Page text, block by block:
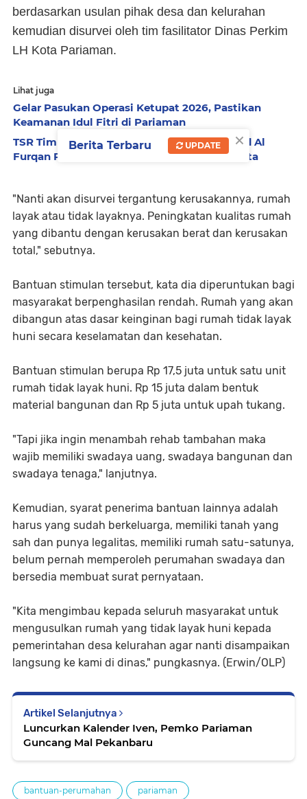
berdasarkan usulan pihak desa dan kelurahan
kemudian disurvei oleh tim fasilitator Dinas Perkim
LH Kota Pariaman.
Lihat juga
Gelar Pasukan Operasi Ketupat 2026, Pastikan
Keamanan Idul Fitri di Pariaman
TSR Tim II Pemko Pariaman Kunjungi Masjid Al
Furqan Rawang, Serahkan Bantuan Rp7,5 Juta
"Nanti akan disurvei tergantung kerusakannya, rumah
layak atau tidak layaknya. Peningkatan kualitas rumah
yang dibantu dengan kerusakan berat dan kerusakan
total," sebutnya.
Bantuan stimulan tersebut, kata dia diperuntukan bagi
masyarakat berpenghasilan rendah. Rumah yang akan
dibangun atas dasar keinginan bagi rumah tidak layak
huni secara keselamatan dan kesehatan.
Bantuan stimulan berupa Rp 17,5 juta untuk satu unit
rumah tidak layak huni. Rp 15 juta dalam bentuk
material bangunan dan Rp 5 juta untuk upah tukang.
"Tapi jika ingin menambah rehab tambahan maka
wajib memiliki swadaya uang, swadaya bangunan dan
swadaya tenaga," lanjutnya.
Kemudian, syarat penerima bantuan lainnya adalah
harus yang sudah berkeluarga, memiliki tanah yang
sah dan punya legalitas, memiliki rumah satu-satunya,
belum pernah memperoleh perumahan swadaya dan
bersedia membuat surat pernyataan.
"Kita mengimbau kepada seluruh masyarakat untuk
mengusulkan rumah yang tidak layak huni kepada
pemerintahan desa kelurahan agar nanti disampaikan
langsung ke kami di dinas," pungkasnya. (Erwin/OLP)
Artikel Selanjutnya
Luncurkan Kalender Iven, Pemko Pariaman
Guncang Mal Pekanbaru
bantuan-perumahan pariaman
×
Berita Terbaru UPDATE